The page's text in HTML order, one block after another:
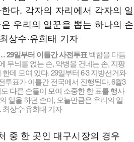
29일부터 이틀간 사전투표백합을 다듬
무늬를 얹는 손, 약병을 건네는 손, 지팡
데 모여 있다. 29일부터 6·3 지방선거와
투표가 이틀간 전국에서 진행된다. 6월3
다른 손들이 모여 소중한 한 표를 행사
일을 하던 손이, 오늘만큼은 우리의 일
상수·유희태 기자
중 한 곳인 대구시장의 경우